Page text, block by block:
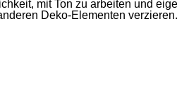
mit Ton zu arbeiten und
Deko-Elementen verzieren.